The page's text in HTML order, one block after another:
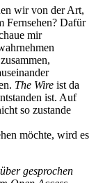
wir von der Art,
Fernsehen? Dafür
mir
The Wire ist da
ist. Auf
so zustande
möchte, wird es
gesprochen